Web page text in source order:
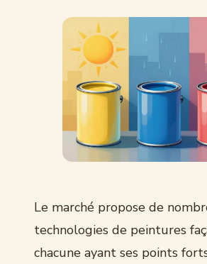
Le marché propose de
technologies de peintures
chacune ayant ses points